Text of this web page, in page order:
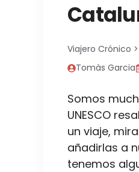
Viajero Crónico >
Tomàs Garcia
Somos
UNESCO
un viaje,
añadirlas a
tenemos